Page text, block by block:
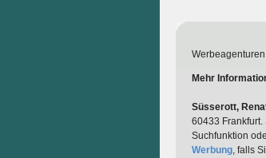
Werbeagenturen
Mehr
Süsserott,
60433
Suchfunktion
Werbung, falls